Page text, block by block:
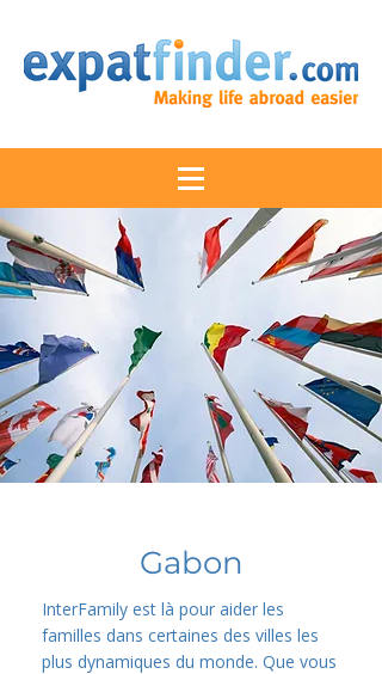
Gabon
InterFamily est là pour aider les
familles dans certaines des villes les
plus dynamiques du monde. Que vous